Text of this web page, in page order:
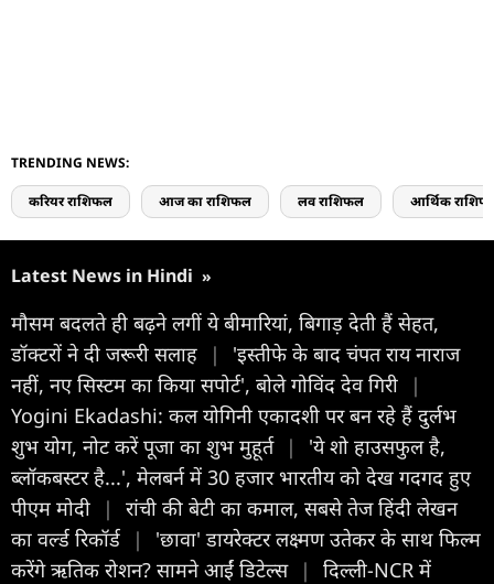
TRENDING NEWS:
करियर राशिफल आज का राशिफल लव राशिफल आर्थिक
Latest News in Hindi »
मौसम बदलते ही बढ़ने लगीं ये बीमारियां, बिगाड़ देती हैं सेहत,
डॉक्टरों ने दी जरूरी सलाह
|
'इस्तीफे के बाद चंपत राय नाराज
नहीं, नए सिस्टम का किया सपोर्ट', बोले गोविंद देव गिरी
|
Yogini Ekadashi: कल योगिनी एकादशी पर बन रहे हैं दुर्लभ
शुभ योग, नोट करें पूजा का शुभ मुहूर्त |
'ये शो हाउसफुल है,
ब्लॉकबस्टर है...', मेलबर्न में 30 हजार भारतीय को देख गदगद हुए
पीएम मोदी
|
रांची की बेटी का कमाल, सबसे तेज हिंदी लेखन
का वर्ल्ड रिकॉर्ड
|
'छावा' डायरेक्टर लक्ष्मण उतेकर के साथ फिल्म
करेंगे ऋतिक रोशन? सामने आईं डिटेल्स |
दिल्ली-NCR में